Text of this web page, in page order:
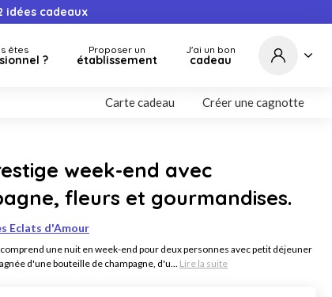
idées cadeaux
êtes
?
Proposer un
établissement
J'ai un bon
cadeau
Carte cadeau Créer une cagnotte
week-end avec
fleurs et gourmandises.
Eclats d'Amour
comprend une nuit en week-end pour deux personnes avec petit déjeuner
d'une bouteille de champagne, d'u... Lire la suite